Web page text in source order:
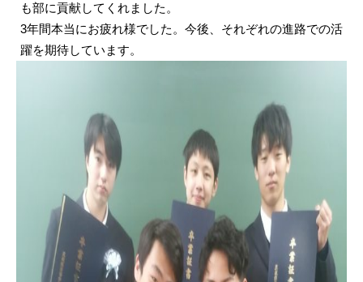
も部に貢献してくれました。
3年間本当にお疲れ様でした。今後、それぞれの進路での活
躍を期待しています。